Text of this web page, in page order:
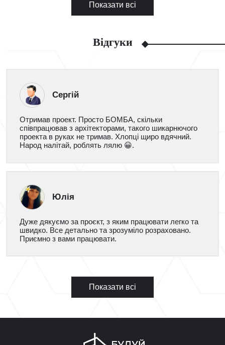
Показати всі
Відгуки
Сергій
Отримав проект. Просто БОМБА, скільки
співпрацював з архітекторами, такого шикарнючого
проекта в руках не тримав. Хлопці щиро вдячний.
Народ налітай, роблять лялю 😀.
Юлія
Дуже дякуємо за проєкт, з яким працювати легко та
швидко. Все детально та зрозуміло розраховано.
Приємно з вами працювати.
Показати всі